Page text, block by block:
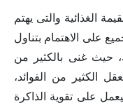
الغذائية والتى يهتم
على الاهتمام بتناول
حيث غنى بالكثير من
الكثير من الفوائد،
على تقوية الذاكرة